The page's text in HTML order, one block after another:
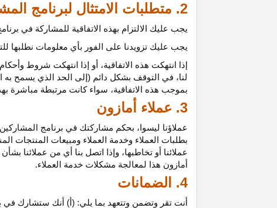
2. متطلبات الامتثال لبرنامج المشاركين
يجب عليك الالتزام بهذه الاتفاقية للمشاركة في
يجب عليك تزويدنا على الفور بأي معلومات نطلبها
إذا انتهكت هذه
الاتفاقية، أو إذا انتهكت شروط
لنا، في التوقف بشكل دائم (إلى الحد الذي يسمح
بموجب هذه
الاتفاقية، سواء كانت مرتبطة مباشرة
3. عملاء أمازون
عملاؤنا ليسوا، بحكم مشاركتك في برنامج
بطلبات العملاء وخدمة العملاء ومبيعات المنتجات
عملائنا أو تخاطبها، وإذا اتصل بنا أي من عملائنا
أمازون هذا لمعالجة مشكلات خدمة العملاء.
4. الضمانات
أنت تقر وتضمن وتتعهد بما يلي: (أ) أنك ستشارك في